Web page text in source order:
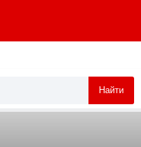
Найти